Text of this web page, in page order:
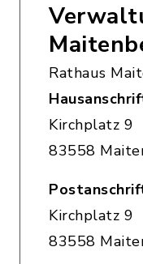
Rathaus
Kirchplatz 9
83558
Kirchplatz 9
83558